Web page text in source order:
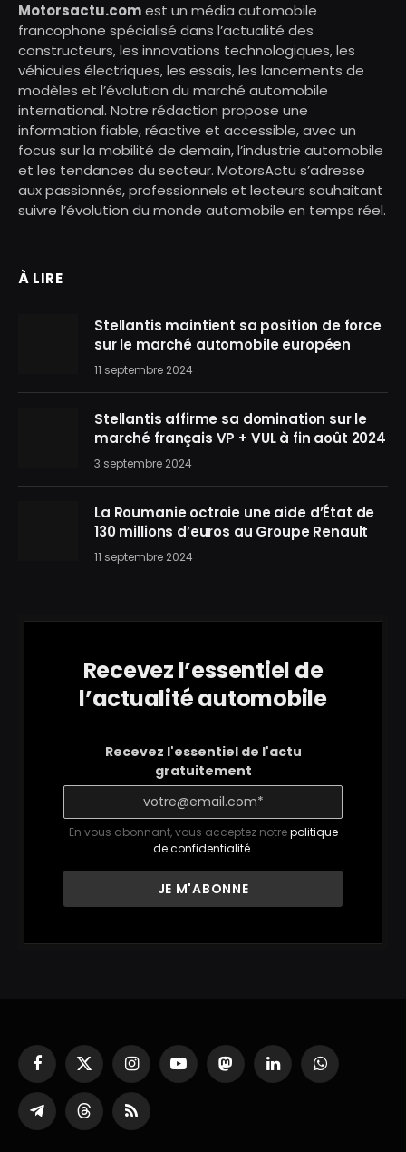
Motorsactu.comest un média automobile
francophone spécialisé dans l’actualité des
constructeurs, les innovations technologiques, les
véhicules électriques, les essais, les lancements de
modèles et l’évolution du marché automobile
international. Notre rédaction propose une
information fiable, réactive et accessible, avec un
focus sur la mobilité de demain, l’industrie automobile
et les tendances du secteur. MotorsActu s’adresse
aux passionnés, professionnels et lecteurs souhaitant
suivre l’évolution du monde automobile en temps réel.
À LIRE
Stellantis maintient sa position de force
sur le marché automobile européen
11 septembre 2024
Stellantis affirme sa domination sur le
marché français VP + VUL à fin août 2024
3 septembre 2024
La Roumanie octroie une aide d’État de
130 millions d’euros au Groupe Renault
11 septembre 2024
Recevez l’essentiel de
l’actualité automobile
Recevez l'essentiel de l'actu
gratuitement
En vous abonnant, vous acceptez notrepolitique
de confidentialité.
Facebook
X
(Twitter)
InstagramYouTubeMastodonLinkedInWhatsApp
Partager
sur
ThreadsRSS